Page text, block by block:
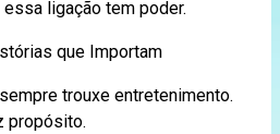
ligação tem poder.
que Importam
trouxe entretenimento.
propósito.